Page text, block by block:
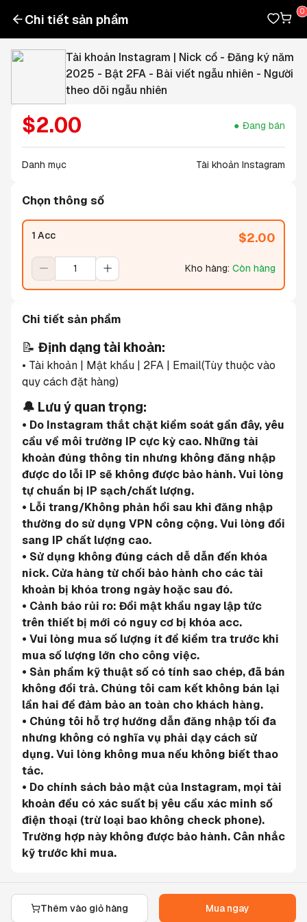
Chi tiết sản phẩm
Tài khoản Instagram | Nick cổ - Đăng ký năm
2025 - Bật 2FA - Bài viết ngẫu nhiên - Người
theo dõi ngẫu nhiên
$2.00 Đang bán
Danh mục Tài khoản Instagram
Chọn thông số
1 Acc $2.00
Kho hàng: Còn hàng
Thêm vào giỏ hàng Mua ngay
Chi tiết sản phẩm
📝 Định dạng tài khoản:
• Tài khoản | Mật khẩu | 2FA | Email(Tùy thuộc vào
quy cách đặt hàng)
🔔 Lưu ý quan trọng:
• Do Instagram thắt chặt kiểm soát gần đây, yêu
cầu về môi trường IP cực kỳ cao. Những tài
khoản đúng thông tin nhưng không đăng nhập
được do lỗi IP sẽ không được bảo hành. Vui lòng
tự chuẩn bị IP sạch/chất lượng.
• Lỗi trang/Không phản hồi sau khi đăng nhập
thường do sử dụng VPN công cộng. Vui lòng đổi
sang IP chất lượng cao.
• Sử dụng không đúng cách dễ dẫn đến khóa
nick. Cửa hàng từ chối bảo hành cho các tài
khoản bị khóa trong ngày hoặc sau đó.
• Cảnh báo rủi ro: Đổi mật khẩu ngay lập tức
trên thiết bị mới có nguy cơ bị khóa acc.
• Vui lòng mua số lượng ít để kiểm tra trước khi
mua số lượng lớn cho công việc.
• Sản phẩm kỹ thuật số có tính sao chép, đã bán
không đổi trả. Chúng tôi cam kết không bán lại
lần hai để đảm bảo an toàn cho khách hàng.
• Chúng tôi hỗ trợ hướng dẫn đăng nhập tối đa
nhưng không có nghĩa vụ phải dạy cách sử
dụng. Vui lòng không mua nếu không biết thao
tác.
• Do chính sách bảo mật của Instagram, mọi tài
khoản đều có xác suất bị yêu cầu xác minh số
điện thoại (trừ loại bao không check phone).
Trường hợp này không được bảo hành. Cân nhắc
kỹ trước khi mua.